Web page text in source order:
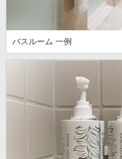
バスルーム 一例